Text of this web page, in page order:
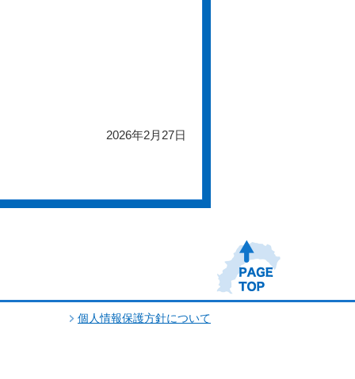
2026年2月27日
個人情報保護方針について